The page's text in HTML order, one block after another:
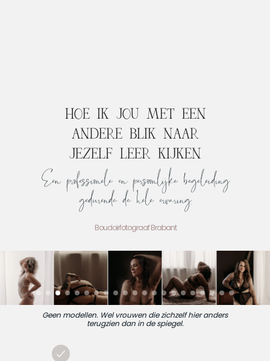
Geen modellen. Wel vrouwen die zichzelf hier anders
terugzien dan in de spiegel.
HOE IK JOU MET EEN
ANDERE BLIK NAAR
JEZELF LEER KIJKEN
Een professionele en persoonlijke begeleiding
gedurende de hele ervaring.
Boudoirfotograaf Brabant